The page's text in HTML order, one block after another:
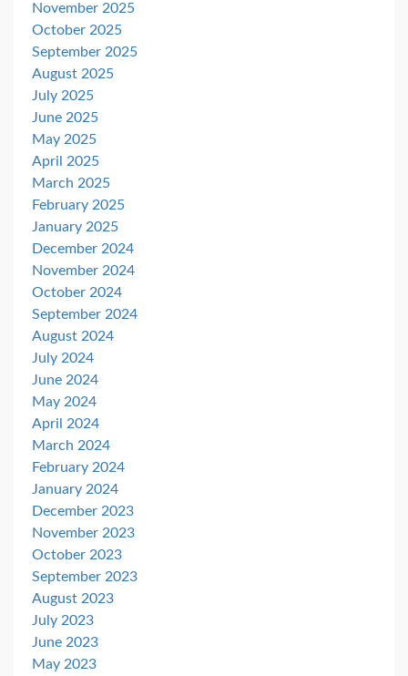
November 2025
October 2025
September 2025
August 2025
July 2025
June 2025
May 2025
April 2025
March 2025
February 2025
January 2025
December 2024
November 2024
October 2024
September 2024
August 2024
July 2024
June 2024
May 2024
April 2024
March 2024
February 2024
January 2024
December 2023
November 2023
October 2023
September 2023
August 2023
July 2023
June 2023
May 2023